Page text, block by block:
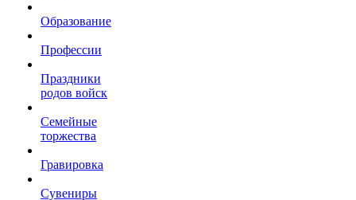
Образование
Профессии
Праздники
родов войск
Семейные
торжества
Гравировка
Сувениры